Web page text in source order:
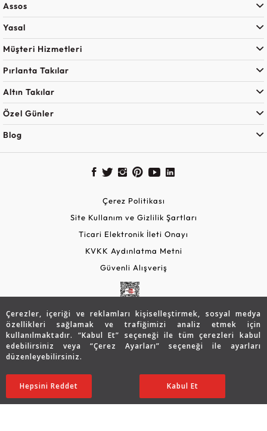
Çerezler, içeriği ve reklamları kişiselleştirmek, sosyal medya
özellikleri sağlamak ve trafiğimizi analiz etmek için
kullanılmaktadır. “Kabul Et” seçeneği ile tüm çerezleri kabul
edebilirsiniz veya “Çerez Ayarları” seçeneği ile ayarları
düzenleyebilirsiniz.
Ayarları Düzenle
Hepsini Reddet Kabul Et
53.387 TL
42.709TL SATIN ALIN
Assos
Yasal
Müşteri Hizmetleri
Pırlanta Takılar
Altın Takılar
Özel Günler
Blog
Çerez Politikası
Site Kullanım ve Gizlilik Şartları
Ticari Elektronik İleti Onayı
KVKK Aydınlatma Metni
Güvenli Alışveriş
Copyright © 2026 Assos Pırlanta - Bu sitenin tüm hakları